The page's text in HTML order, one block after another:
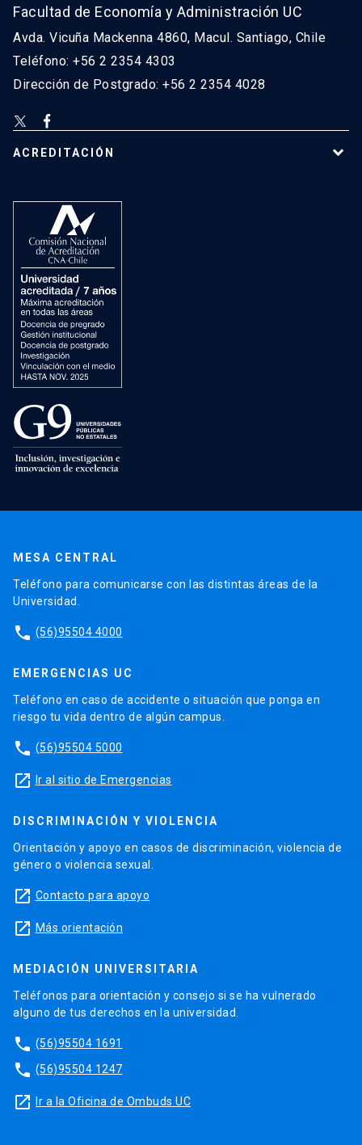
Facultad de Economía y Administración UC
Avda. Vicuña Mackenna 4860, Macul. Santiago, Chile
Teléfono: +56 2 2354 4303
Dirección de Postgrado: +56 2 2354 4028
ACREDITACIÓN
MESA CENTRAL
Teléfono para comunicarse con las distintas áreas de la
Universidad.
phone (56)95504 4000
EMERGENCIAS UC
Teléfono en caso de accidente o situación que ponga en
riesgo tu vida dentro de algún campus.
phone (56)95504 5000
launch Ir al sitio de Emergencias
DISCRIMINACIÓN Y VIOLENCIA
Orientación y apoyo en casos de discriminación, violencia de
género o violencia sexual.
launch Contacto para apoyo
launch Más orientación
MEDIACIÓN UNIVERSITARIA
Teléfonos para orientación y consejo si se ha vulnerado
alguno de tus derechos en la universidad.
phone (56)95504 1691
phone (56)95504 1247
launch Ir a la Oficina de Ombuds UC